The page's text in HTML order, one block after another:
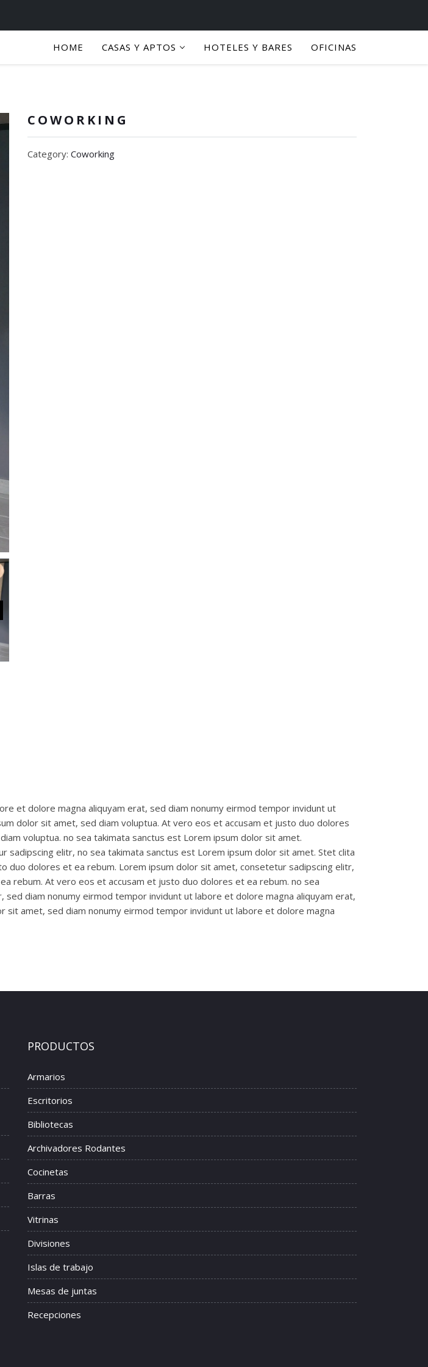
HOME CASAS Y APTOS HOTELES Y BARES OFICINAS
COWORKING
Category: Coworking
et dolore magna aliquyam erat, sed diam nonumy eirmod tempor invidunt ut
dolor sit amet, sed diam voluptua. At vero eos et accusam et justo duo dolores
voluptua. no sea takimata sanctus est Lorem ipsum dolor sit amet.
elitr, no sea takimata sanctus est Lorem ipsum dolor sit amet. Stet clita
dolores et ea rebum. Lorem ipsum dolor sit amet, consetetur sadipscing elitr,
rebum. At vero eos et accusam et justo duo dolores et ea rebum. no sea
diam nonumy eirmod tempor invidunt ut labore et dolore magna aliquyam erat,
amet, sed diam nonumy eirmod tempor invidunt ut labore et dolore magna
PRODUCTOS
Armarios
Escritorios
Bibliotecas
Archivadores Rodantes
Cocinetas
Barras
Vitrinas
Divisiones
Islas de trabajo
Mesas de juntas
Recepciones